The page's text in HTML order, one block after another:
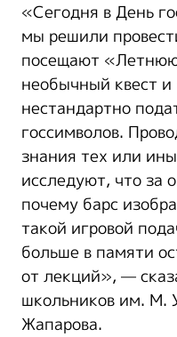
«Сегодня в День
мы решили
посещают
необычный квест и
нестандартно
госсимволов.
знания тех или
исследуют, что за
почему барс
такой игровой
больше в памяти
от лекций», —
школьников им. М.
Жапарова.